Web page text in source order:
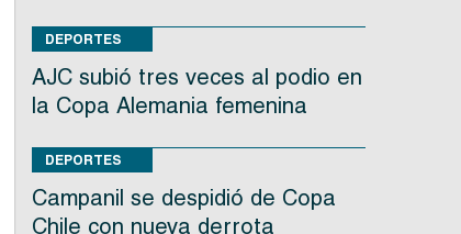
DEPORTES
AJC subió tres veces al podio en
la Copa Alemania femenina
DEPORTES
Campanil se despidió de Copa
Chile con nueva derrota